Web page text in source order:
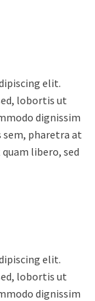
elit.
lobortis ut
dignissim
sem, pharetra at
libero, sed
elit.
lobortis ut
dignissim